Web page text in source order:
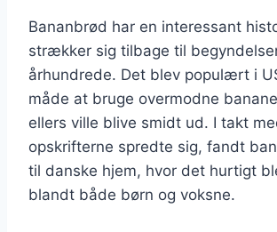
Bananbrød har en interessant
strækker sig tilbage til
århundrede. Det blev populært i
måde at bruge overmodne
ellers ville blive smidt ud. I takt
opskrifterne spredte sig, fandt
til danske hjem, hvor det hurtigt
blandt både børn og voksne.